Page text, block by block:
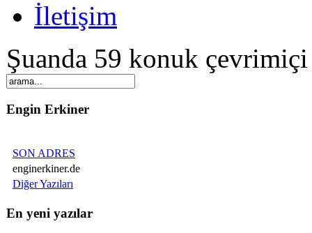
İletişim
Şuanda 59 konuk çevrimiçi
Engin Erkiner
SON ADRES
enginerkiner.de
Diğer Yazıları
En yeni yazılar